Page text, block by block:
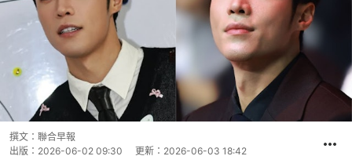
撰文： 聯合早報
出版： 2026-06-02 09:30 更新： 2026-06-03 18:42